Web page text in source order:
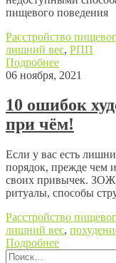
пищевого поведения
Расстройство
лишний вес, РПП
Подробнее
06 ноября, 2021
10 ошибок
при чём!
Если у вас есть
порядок, прежде чем
своих привычек. ЗОЖ
ритуалы, способы
Расстройство
лишний вес,
Подробнее
Найти: